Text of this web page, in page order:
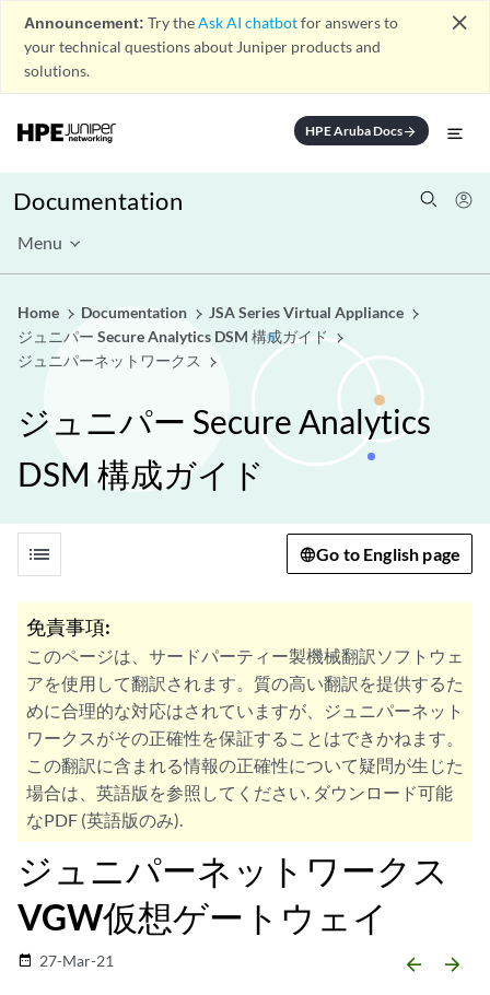
Announcement: Try theAsk AI chatbotfor answers to
your technical questions about Juniper products and
solutions.
close
HPE Aruba Docsarrow_forward
Documentation
Menu
Home Documentation
JSA Series Virtual Appliance
ジュニパー Secure Analytics DSM 構成ガイド
ジュニパーネットワークス
ジュニパー Secure Analytics
DSM 構成ガイド
list Go to English page
免責事項:
このページは、サードパーティー製機械翻訳ソフトウェ
アを使用して翻訳されます。質の高い翻訳を提供するた
めに合理的な対応はされていますが、ジュニパーネット
ワークスがその正確性を保証することはできかねます。
この翻訳に含まれる情報の正確性について疑問が生じた
場合は、英語版を参照してください. ダウンロード可能
なPDF (英語版のみ).
ジュニパーネットワークス
VGW仮想ゲートウェイ
date_range 27-Mar-21 arrow_backward arrow_forward